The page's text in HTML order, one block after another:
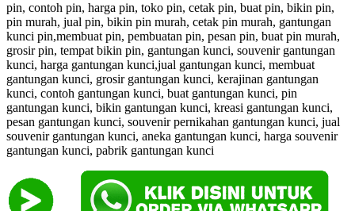
pin, contoh pin, harga pin, toko pin, cetak pin, buat pin, bikin pin,
pin murah, jual pin, bikin pin murah, cetak pin murah, gantungan
kunci pin,membuat pin, pembuatan pin, pesan pin, buat pin murah,
grosir pin, tempat bikin pin, gantungan kunci, souvenir gantungan
kunci, harga gantungan kunci,jual gantungan kunci, membuat
gantungan kunci, grosir gantungan kunci, kerajinan gantungan
kunci, contoh gantungan kunci, buat gantungan kunci, pin
gantungan kunci, bikin gantungan kunci, kreasi gantungan kunci,
pesan gantungan kunci, souvenir pernikahan gantungan kunci, jual
souvenir gantungan kunci, aneka gantungan kunci, harga souvenir
gantungan kunci, pabrik gantungan kunci